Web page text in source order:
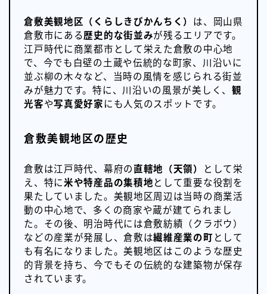
倉敷美観地区（くらしきびかんちく） は、岡山県
倉敷市にある歴史的な街並みが残るエリアです。
江戸時代に商業都市として栄えた倉敷の中心地
で、今でも白壁の土蔵や伝統的な町家、川沿いに
並ぶ柳の木々など、当時の風情を感じられる街並
みが魅力です。特に、川沿いの風景が美しく、 観
光客や写真愛好家 にも人気のスポットです。
倉敷美観地区の歴史
倉敷は江戸時代、幕府の直轄地（天領）
として栄
え、特に米や特産品の集積地 として重要な役割を
果たしていました。美観地区周辺は当時の商業活
動の中心地で、多くの商家や蔵が建てられまし
た。その後、明治時代には倉敷紡績（クラボウ）
などの産業が発展し、倉敷は繊維産業の町 として
も有名になりました。美観地区はこのような歴史
的背景を持ち、今でもその伝統的な建築物が保存
されています。